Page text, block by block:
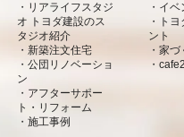
リアライフスタジ
オ トヨダ建設のス
タジオ紹介
新築注文住宅
公団リノベーショ
ン
アフターサポー
ト・リフォーム
施工事例
イベ
ト
ント
家づ